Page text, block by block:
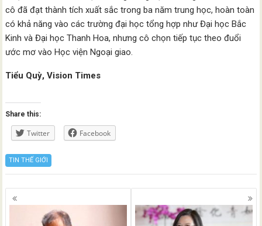
cô đã đạt thành tích xuất sắc trong ba năm trung học, hoàn toàn
có khả năng vào các trường đại học tổng hợp như Đại học Bắc
Kinh và Đại học Thanh Hoa, nhưng cô chọn tiếp tục theo đuổi
ước mơ vào Học viện Ngoại giao.
Tiểu Quỳ, Vision Times
Share this:
Twitter Facebook
TIN THẾ GIỚI
Posts
navigation